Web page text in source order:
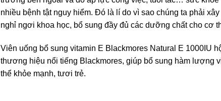
đầy đủ các dưỡng chất cho cơ thể.
Viên uống bổ sung vitamin E Blackmores Natural E 1000IU hộp
thương hiệu nổi tiếng Blackmores, giúp bổ sung hàm lượng
mạnh, tươi trẻ.